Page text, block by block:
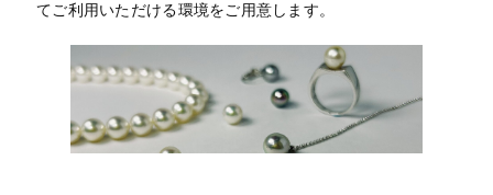
てご利用いただける環境をご用意します。